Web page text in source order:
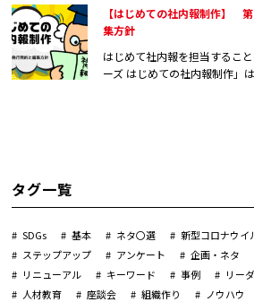
【はじめての社内報制作】
集方針
はじめて社内報を担当するこ
ーズ はじめての社内報制作」
タグ一覧
SDGs 基本 ネタ〇選 新型コロナウイ
ステップアップ
アンケート 企画・ネタ
リニューアル
キーワード 事例 リー
人材教育
座談会 組織作り ノウハウ